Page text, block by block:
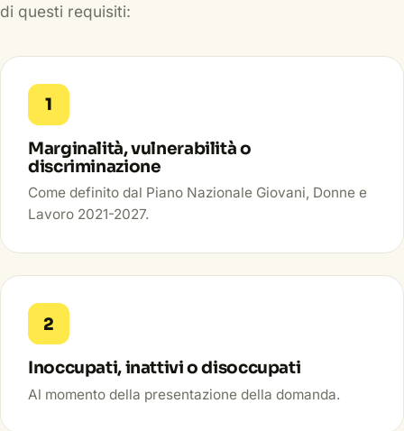
di questi requisiti:
1
Marginalità, vulnerabilità o
discriminazione
Come definito dal Piano Nazionale Giovani, Donne e
Lavoro 2021-2027.
2
Inoccupati, inattivi o disoccupati
Al momento della presentazione della domanda.